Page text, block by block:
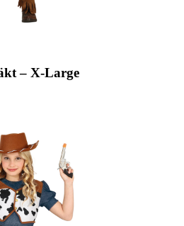
– X-Large